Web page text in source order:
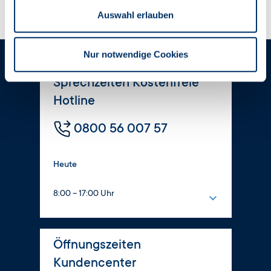
Auswahl erlauben
Nur notwendige Cookies
Sprechzeiten Kostenfreie
Hotline
0800 56 007 57
Heute
8:00 – 17:00 Uhr
8:00 – 16:00 Uhr
Dienstag
8:00 – 17:00 Uhr
Öffnungszeiten
Kundencenter